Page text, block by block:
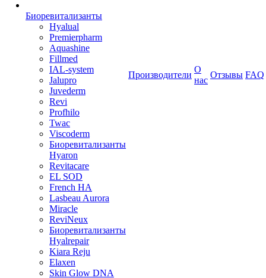
Биоревитализанты
Hyalual
Premierpharm
Aquashine
Fillmed
IAL-system
Jalupro
Juvederm
Revi
Profhilo
Twac
Viscoderm
Биоревитализанты
Hyaron
Revitacare
EL SOD
French HA
Lasbeau Aurora
Miracle
ReviNeux
Биоревитализанты
Hyalrepair
Kiara Reju
Elaxen
Skin Glow DNA
Производители
О
нас
Отзывы FAQ